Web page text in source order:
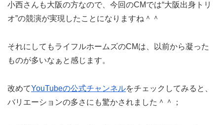
小西さんも大阪の方なので、今回のCMでは“大阪出身トリ
オ”の競演が実現したことになりますね＾＾
それにしてもライフルホームズのCMは、以前から凝った
ものが多いなぁと感じます。
改めてYouTubeの公式チャンネルをチェックしてみると、
バリエーションの多さにも驚かされました＾＾；